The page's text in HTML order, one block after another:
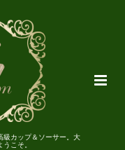
級カップ＆ソーサー。大
こそ。